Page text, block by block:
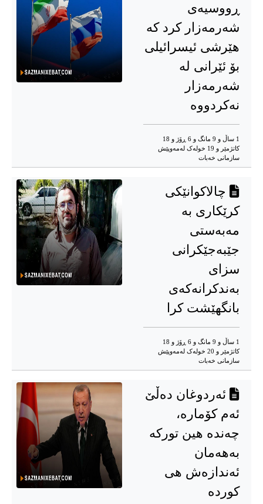
ڕووسیەی
شەرمەزار کرد کە
هێرشی ئیسرائیلی
بۆ ئێرانی لە
شەرمەزار
نەکردووە
1 ساڵ و 9 مانگ و 6 ڕۆژ و 18
کاتژمێر و 19 خوله‌ک له‌مه‌وپێش‌
سازمانی خەبات
چالاکوانێکی
کرێکاری به
مەبەستی
جێبەجێکرانی
سزای
بەندکرانەکەی
بانگهێشت کرا
1 ساڵ و 9 مانگ و 6 ڕۆژ و 18
کاتژمێر و 20 خوله‌ک له‌مه‌وپێش‌
سازمانی خەبات
ئەردوغان دەڵێ
ئەم کۆمارە،
چەندە هین تورکە
بەهەمان
ئەندازەش هی
کوردە